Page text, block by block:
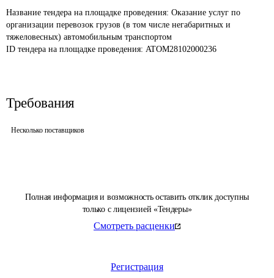
Полная информация и возможность оставить отклик доступны
только с лицензией «Тендеры»
Смотреть расценки
Регистрация
Название тендера на площадке проведения: Оказание услуг по
организации перевозок грузов (в том числе негабаритных и
тяжеловесных) автомобильным транспортом
ID тендера на площадке проведения: ATOM28102000236
Требования
Несколько поставщиков